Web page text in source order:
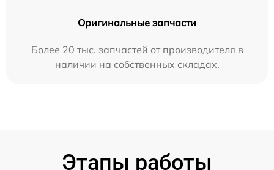
Оригинальные запчасти
Более 20 тыс. запчастей от производителя в
наличии на собственных складах.
Этапы работы